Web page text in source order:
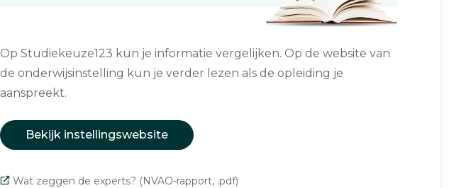
Op Studiekeuze123 kun je informatie vergelijken. Op de website van
de onderwijsinstelling kun je verder lezen als de opleiding je
aanspreekt.
Bekijk instellingswebsite
Wat zeggen de experts? (NVAO-rapport, .pdf)